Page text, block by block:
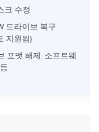
크 수정
드라이브 복구
지원됨)
포맷 해제, 소프트웨